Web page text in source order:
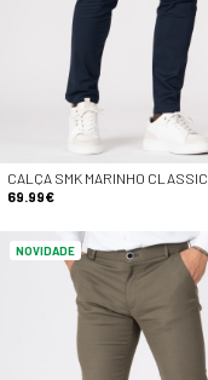
CALÇA SMK MARINHO CLASSIC
69.99€
NOVIDADE